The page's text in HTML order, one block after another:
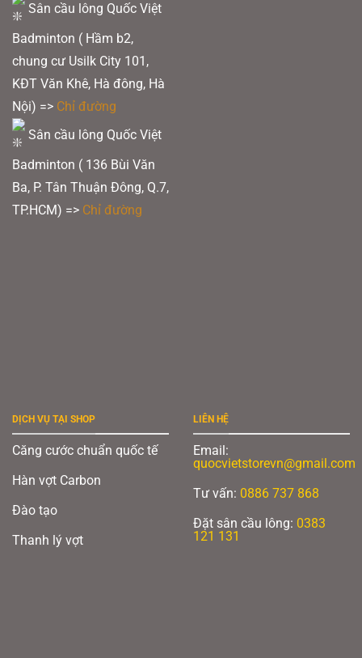
Sân cầu lông Quốc Việt
Badminton ( Hầm b2,
chung cư Usilk City 101,
KĐT Văn Khê, Hà đông, Hà
Nội) => Chỉ đường
Sân cầu lông Quốc Việt
Badminton ( 136 Bùi Văn
Ba, P. Tân Thuận Đông, Q.7,
TP.HCM) => Chỉ đường
DỊCH VỤ TẠI SHOP
Căng cước chuẩn quốc tế
Hàn vợt Carbon
Đào tạo
Thanh lý vợt
LIÊN HỆ
Email:
quocvietstorevn@gmail.com
Tư vấn: 0886 737 868
Đặt sân cầu lông: 0383
121 131